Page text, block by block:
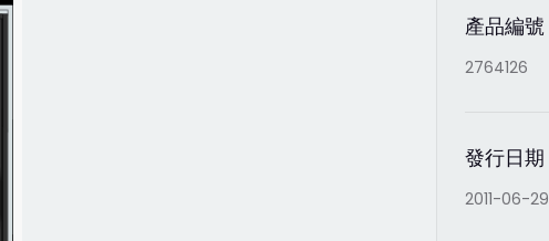
產品編號
2764126
發行日期
2011-06-29